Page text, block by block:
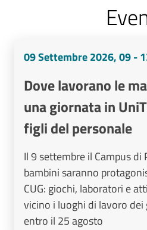
09 Settembre 2026, 09 -
Dove lavorano le
una giornata in
figli del personale
Il 9 settembre il Campus di
bambini saranno
CUG: giochi, laboratori e
vicino i luoghi di lavoro
entro il 25 agosto